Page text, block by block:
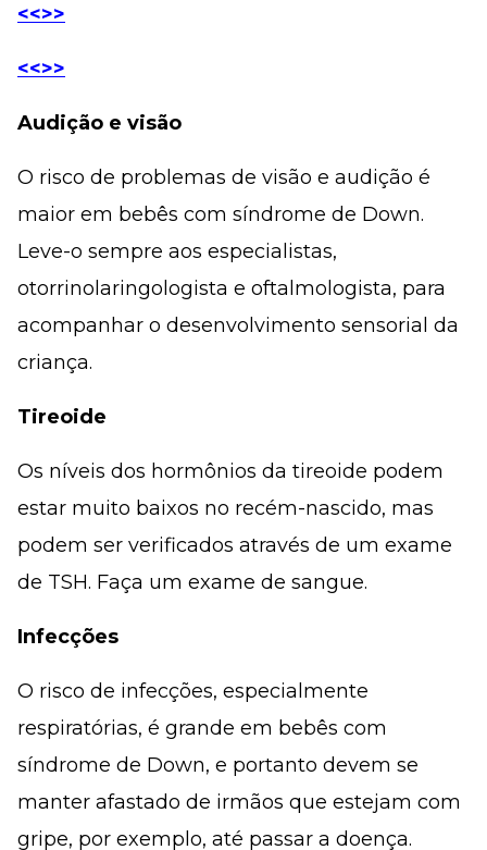
<<>>
<<>>
Audição e visão
O risco de problemas de visão e audição é
maior em bebês com síndrome de Down.
Leve-o sempre aos especialistas,
otorrinolaringologista e oftalmologista, para
acompanhar o desenvolvimento sensorial da
criança.
Tireoide
Os níveis dos hormônios da tireoide podem
estar muito baixos no recém-nascido, mas
podem ser verificados através de um exame
de TSH. Faça um exame de sangue.
Infecções
O risco de infecções, especialmente
respiratórias, é grande em bebês com
síndrome de Down, e portanto devem se
manter afastado de irmãos que estejam com
gripe, por exemplo, até passar a doença.